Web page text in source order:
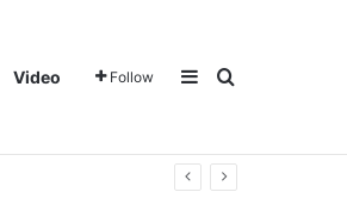
Video Follow Sidebar
Traži